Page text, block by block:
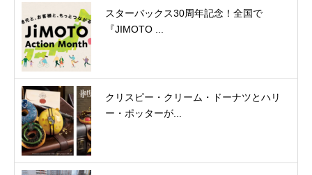
スターバックス30周年記念！全国で
『JIMOTO ...
クリスピー・クリーム・ドーナツとハリ
ー・ポッターが...